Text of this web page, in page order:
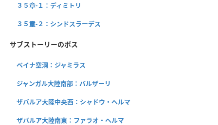
３５章-１：ディミトリ
３５章-２：シンドスラーデス
サブストーリーのボス
ベイナ空洞：ジャミラス
ジャンガル大陸南部：バルザーリ
ザバルア大陸中央西：シャドウ・ヘルマ
ザバルア大陸南東：ファラオ・ヘルマ